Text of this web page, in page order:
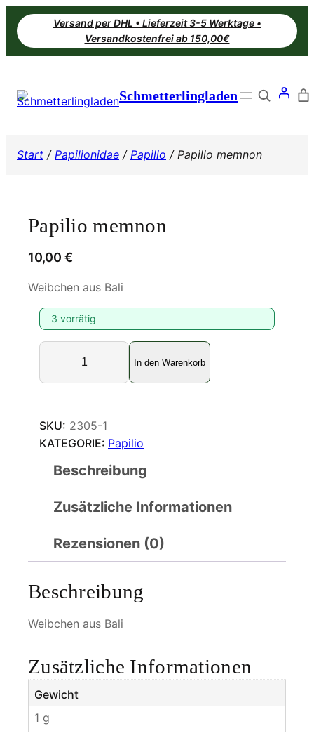
Zum
Inhalt
springen
Versand per DHL • Lieferzeit 3-5 Werktage •
Versandkostenfrei ab 150,00€
Schmetterlingladen Search
Start / Papilionidae / Papilio / Papilio memnon
Papilio memnon
10,00 €
Weibchen aus Bali
3 vorrätig
P
p
l
i
n
e
g
In den Warenkorb
SKU: 2305-1
KATEGORIE: Papilio
Beschreibung
Zusätzliche Informationen
Rezensionen (0)
Beschreibung
Weibchen aus Bali
Zusätzliche Informationen
Gewicht
1 g